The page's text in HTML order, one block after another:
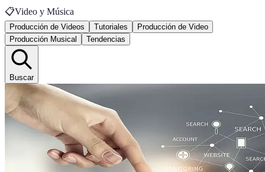
📋Video y Música
Producción de Videos Tutoriales
Producción de Video
Producción Musical
Tendencias
Buscar